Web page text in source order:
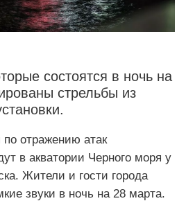
состоятся в ночь на
стрельбы из
отражению атак
в акватории Черного моря у
Жители и гости города
звуки в ночь на 28 марта.